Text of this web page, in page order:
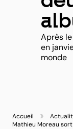
Après
en
monde
Accueil
Mathieu Moreau